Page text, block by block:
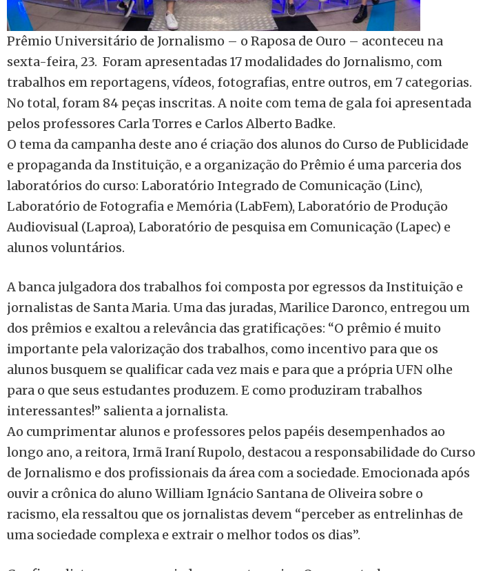
Prêmio Universitário de Jornalismo – o Raposa de Ouro – aconteceu na
sexta-feira, 23. Foram apresentadas 17 modalidades do Jornalismo, com
trabalhos em reportagens, vídeos, fotografias, entre outros, em 7 categorias.
No total, foram 84 peças inscritas. A noite com tema de gala foi apresentada
pelos professores Carla Torres e Carlos Alberto Badke.
O tema da campanha deste ano é criação dos alunos do Curso de Publicidade
e propaganda da Instituição, e a organização do Prêmio é uma parceria dos
laboratórios do curso: Laboratório Integrado de Comunicação (Linc),
Laboratório de Fotografia e Memória (LabFem), Laboratório de Produção
Audiovisual (Laproa), Laboratório de pesquisa em Comunicação (Lapec) e
alunos voluntários.
A banca julgadora dos trabalhos foi composta por egressos da Instituição e
jornalistas de Santa Maria. Uma das juradas, Marilice Daronco, entregou um
dos prêmios e exaltou a relevância das gratificações: “O prêmio é muito
importante pela valorização dos trabalhos, como incentivo para que os
alunos busquem se qualificar cada vez mais e para que a própria UFN olhe
para o que seus estudantes produzem. E como produziram trabalhos
interessantes!” salienta a jornalista.
Ao cumprimentar alunos e professores pelos papéis desempenhados ao
longo ano, a reitora, Irmã Iraní Rupolo, destacou a responsabilidade do Curso
de Jornalismo e dos profissionais da área com a sociedade. Emocionada após
ouvir a crônica do aluno William Ignácio Santana de Oliveira sobre o
racismo, ela ressaltou que os jornalistas devem “perceber as entrelinhas de
uma sociedade complexa e extrair o melhor todos os dias”.